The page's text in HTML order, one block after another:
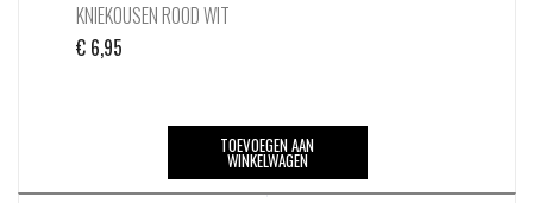
KNIEKOUSEN ROOD WIT
€ 6,95
TOEVOEGEN AAN
WINKELWAGEN